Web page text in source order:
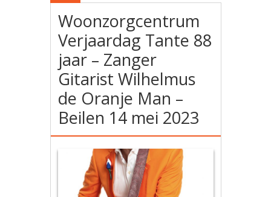
Woonzorgcentrum
Verjaardag Tante 88
jaar – Zanger
Gitarist Wilhelmus
de Oranje Man –
Beilen 14 mei 2023